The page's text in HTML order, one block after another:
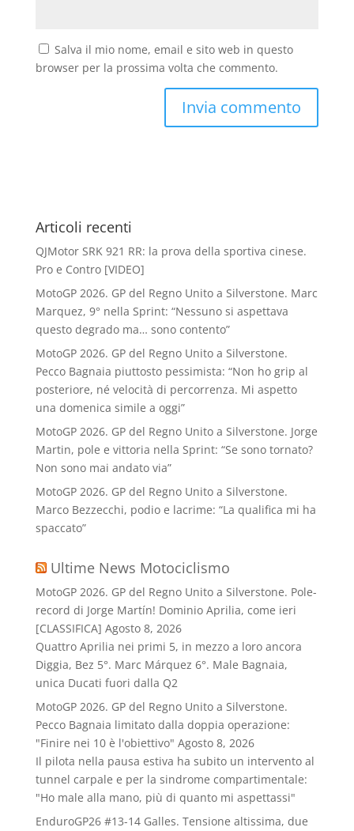
Salva il mio nome, email e sito web in questo
browser per la prossima volta che commento.
Articoli recenti
QJMotor SRK 921 RR: la prova della sportiva cinese.
Pro e Contro [VIDEO]
MotoGP 2026. GP del Regno Unito a Silverstone. Marc
Marquez, 9° nella Sprint: “Nessuno si aspettava
questo degrado ma… sono contento”
MotoGP 2026. GP del Regno Unito a Silverstone.
Pecco Bagnaia piuttosto pessimista: “Non ho grip al
posteriore, né velocità di percorrenza. Mi aspetto
una domenica simile a oggi”
MotoGP 2026. GP del Regno Unito a Silverstone. Jorge
Martin, pole e vittoria nella Sprint: “Se sono tornato?
Non sono mai andato via”
MotoGP 2026. GP del Regno Unito a Silverstone.
Marco Bezzecchi, podio e lacrime: “La qualifica mi ha
spaccato”
Ultime News Motociclismo
MotoGP 2026. GP del Regno Unito a Silverstone. Pole-
record di Jorge Martín! Dominio Aprilia, come ieri
[CLASSIFICA] Agosto 8, 2026
Quattro Aprilia nei primi 5, in mezzo a loro ancora
Diggia, Bez 5°. Marc Márquez 6°. Male Bagnaia,
unica Ducati fuori dalla Q2
MotoGP 2026. GP del Regno Unito a Silverstone.
Pecco Bagnaia limitato dalla doppia operazione:
"Finire nei 10 è l'obiettivo" Agosto 8, 2026
Il pilota nella pausa estiva ha subito un intervento al
tunnel carpale e per la sindrome compartimentale:
"Ho male alla mano, più di quanto mi aspettassi"
EnduroGP26 #13-14 Galles. Tensione altissima, due